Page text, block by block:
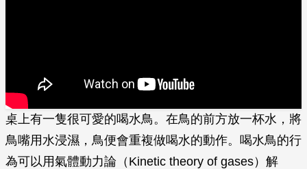
桌上有一隻很可愛的喝水鳥。在鳥的前方放一杯水，將
鳥嘴用水浸濕，鳥便會重複做喝水的動作。喝水鳥的行
為可以用氣體動力論（Kinetic theory of gases）解